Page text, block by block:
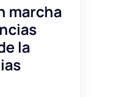
marcha
la